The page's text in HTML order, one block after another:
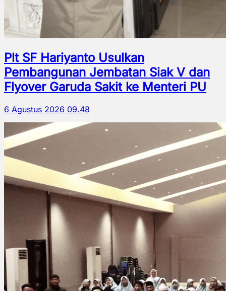
Plt SF Hariyanto Usulkan
Pembangunan Jembatan Siak V dan
Flyover Garuda Sakit ke Menteri PU
6 Agustus 2026 09.48